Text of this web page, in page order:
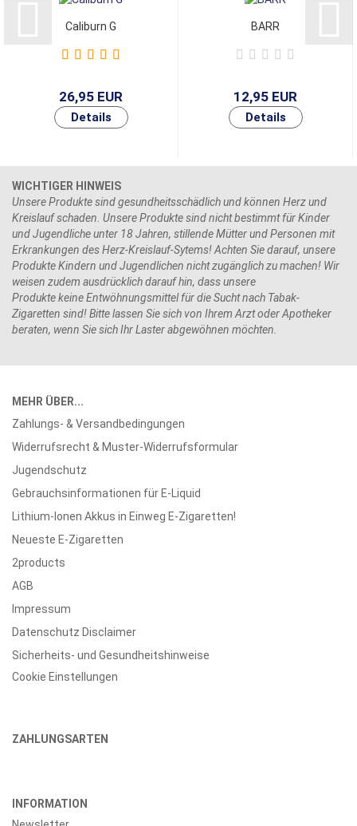
Caliburn G
26,95 EUR
BARR
12,95 EUR
WICHTIGER HINWEIS
Unsere Produkte sind gesundheitsschädlich und können Herz und
Kreislauf schaden. Unsere Produkte sind nicht bestimmt für Kinder
und Jugendliche unter 18 Jahren, stillende Mütter und Personen mit
Erkrankungen des Herz-Kreislauf-Sytems! Achten Sie darauf, unsere
Produkte Kindern und Jugendlichen nicht zugänglich zu machen! Wir
weisen zudem ausdrücklich darauf hin, dass unsere
Produkte keine Entwöhnungsmittel für die Sucht nach Tabak-
Zigaretten sind! Bitte lassen Sie sich von Ihrem Arzt oder Apotheker
beraten, wenn Sie sich Ihr Laster abgewöhnen möchten.
MEHR ÜBER...
Zahlungs- & Versandbedingungen
Widerrufsrecht & Muster-Widerrufsformular
Jugendschutz
Gebrauchsinformationen für E-Liquid
Lithium-Ionen Akkus in Einweg E-Zigaretten!
Neueste E-Zigaretten
2products
AGB
Impressum
Datenschutz Disclaimer
Sicherheits- und Gesundheitshinweise
Cookie Einstellungen
ZAHLUNGSARTEN
INFORMATION